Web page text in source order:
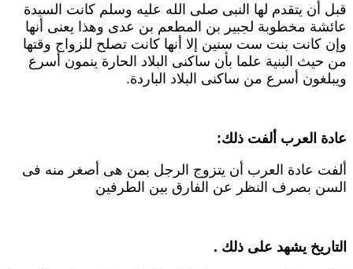
أن يتقدم لها النبى صلى الله عليه وسلم كانت السيدة
مخطوبة لجبير بن المطعم بن عدى وهذا يعنى أنها
كانت بنت ست سنين إلا أنها كانت تصلح للزواج وقتها
حيث البنية علما بأن ساكنى البلاد الحارة ينمون أسرع
أسرع من ساكنى البلاد الباردة.
العرب ألفت ذلك:
عادة العرب أن يتزوج الرجل بمن هى أصغر منه فى
بصرف النظر عن الفارق بين الطرفين
يشهد على ذلك .